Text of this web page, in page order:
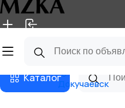
Главная Магазины
КаталогДокучаевск